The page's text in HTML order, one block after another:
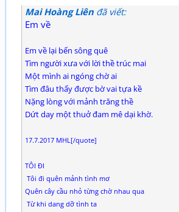
Mai Hoàng Liên đã viết:
Em về
Em về lại bến sông quê
Tìm người xưa với lời thề trúc mai
Một mình ai ngóng chờ ai
Tìm đâu thấy được bờ vai tựa kề
Nặng lòng với mảnh trăng thề
Dứt day một thuở đam mê dại khờ.
17.7.2017 MHL[/quote]
TÔI ĐI
Tôi đi quên mảnh tình mơ
Quên cây cầu nhỏ từng chờ nhau qua
Từ khi dang dỡ tình ta